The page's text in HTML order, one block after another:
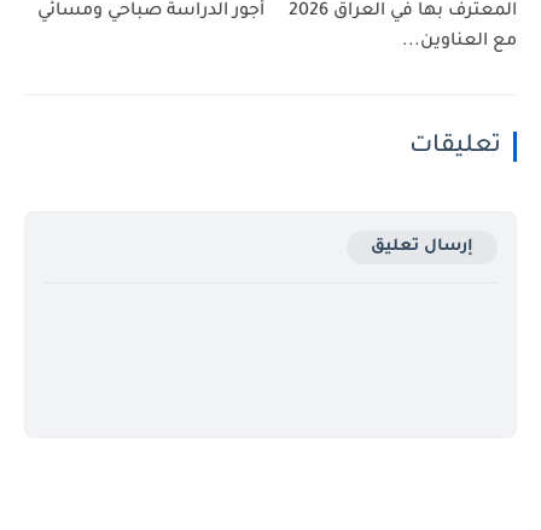
المعترف بها في العراق 2026
مع العناوين...
أجور الدراسة صباحي ومسائي
تعليقات
إرسال تعليق